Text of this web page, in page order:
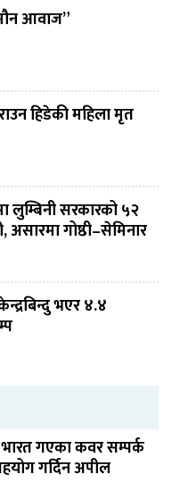
आवाज”
हिडेकी महिला मृत
लुम्बिनी सरकारको ५२
असारमा गोष्ठी–सेमिनार
भएर ४.४
भारत गएका कवर सम्पर्क
गर्दिन अपील